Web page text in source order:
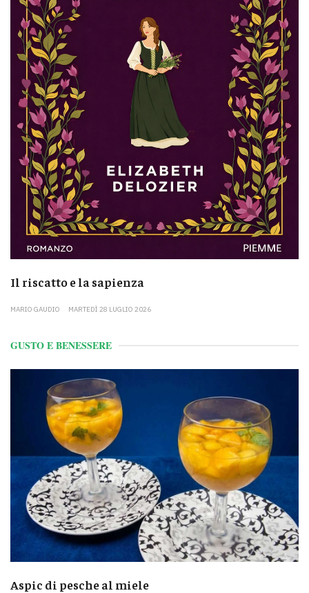
Il riscatto e la sapienza
MARIO GAUDIO MARTEDÌ 28 LUGLIO 2026
GUSTO E BENESSERE
Aspic di pesche al miele